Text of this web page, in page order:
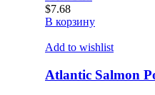
$7.68
В корзину
Add to wishlist
Atlantic Salmon